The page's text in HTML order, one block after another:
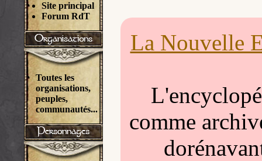
Site principal
Forum RdT
Toutes les
organisations,
peuples,
communautés...
La Nouvelle
comme